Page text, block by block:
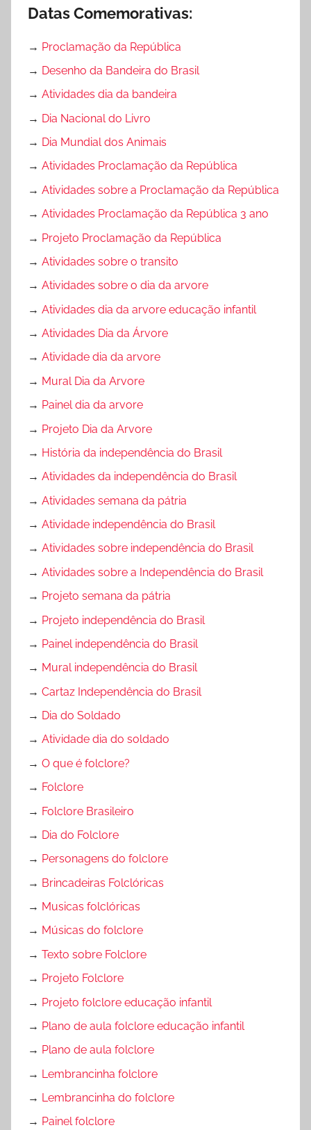
Datas Comemorativas:
→ Proclamação da República
→ Desenho da Bandeira do Brasil
→ Atividades dia da bandeira
→ Dia Nacional do Livro
→ Dia Mundial dos Animais
→ Atividades Proclamação da República
→ Atividades sobre a Proclamação da República
→ Atividades Proclamação da República 3 ano
→ Projeto Proclamação da República
→ Atividades sobre o transito
→ Atividades sobre o dia da arvore
→ Atividades dia da arvore educação infantil
→ Atividades Dia da Árvore
→ Atividade dia da arvore
→ Mural Dia da Arvore
→ Painel dia da arvore
→ Projeto Dia da Arvore
→ História da independência do Brasil
→ Atividades da independência do Brasil
→ Atividades semana da pátria
→ Atividade independência do Brasil
→ Atividades sobre independência do Brasil
→ Atividades sobre a Independência do Brasil
→ Projeto semana da pátria
→ Projeto independência do Brasil
→ Painel independência do Brasil
→ Mural independência do Brasil
→ Cartaz Independência do Brasil
→ Dia do Soldado
→ Atividade dia do soldado
→ O que é folclore?
→ Folclore
→ Folclore Brasileiro
→ Dia do Folclore
→ Personagens do folclore
→ Brincadeiras Folclóricas
→ Musicas folclóricas
→ Músicas do folclore
→ Texto sobre Folclore
→ Projeto Folclore
→ Projeto folclore educação infantil
→ Plano de aula folclore educação infantil
→ Plano de aula folclore
→ Lembrancinha folclore
→ Lembrancinha do folclore
→ Painel folclore